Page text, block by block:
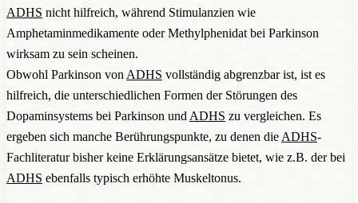
ADHS nicht hilfreich, während Stimulanzien wie
Amphetaminmedikamente oder Methylphenidat bei Parkinson
wirksam zu sein scheinen.
Obwohl Parkinson von ADHS vollständig abgrenzbar ist, ist es
hilfreich, die unterschiedlichen Formen der Störungen des
Dopaminsystems bei Parkinson und ADHS zu vergleichen. Es
ergeben sich manche Berührungspunkte, zu denen die ADHS-
Fachliteratur bisher keine Erklärungsansätze bietet, wie z.B. der bei
ADHS ebenfalls typisch erhöhte Muskeltonus.